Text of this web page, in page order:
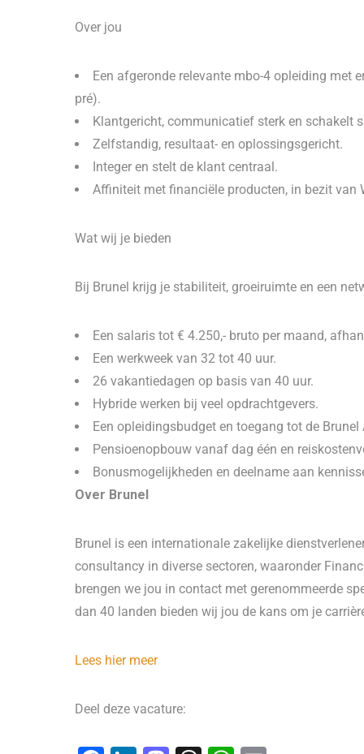
Over jou
Een afgeronde relevante mbo-4 opleiding met
pré).
Klantgericht, communicatief sterk en schakelt
Zelfstandig, resultaat- en oplossingsgericht.
Integer en stelt de klant centraal.
Affiniteit met financiële producten, in bezit van
Wat wij je bieden
Bij Brunel krijg je stabiliteit, groeiruimte en een
Een salaris tot € 4.250,- bruto per maand,
Een werkweek van 32 tot 40 uur.
26 vakantiedagen op basis van 40 uur.
Hybride werken bij veel opdrachtgevers.
Een opleidingsbudget en toegang tot de Brunel
Pensioenopbouw vanaf dag één en
Bonusmogelijkheden en deelname aan
Over Brunel
Brunel is een internationale zakelijke
consultancy in diverse sectoren, waaronder
brengen we jou in contact met gerenommeerde
dan 40 landen bieden wij jou de kans om je
Lees hier meer
Deel deze vacature: